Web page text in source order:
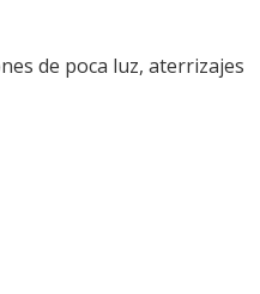
de poca luz, aterrizajes